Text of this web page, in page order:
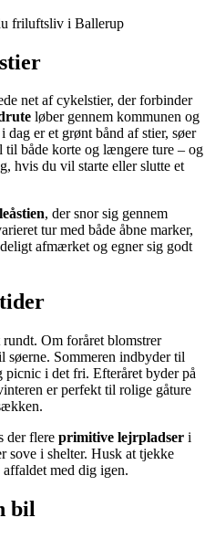
friluftsliv i Ballerup
net af cykelstier, der forbinder
løber gennem kommunen og
er et grønt bånd af stier, søer
til både korte og længere ture – og
hvis du vil starte eller slutte et
, der snor sig gennem
tur med både åbne marker,
afmærket og egner sig godt
Om foråret blomstrer
søerne. Sommeren indbyder til
picnic i det fri. Efteråret byder på
er perfekt til rolige gåture
der flere primitive lejrpladser i
sove i shelter. Husk at tjekke
med dig igen.
bil